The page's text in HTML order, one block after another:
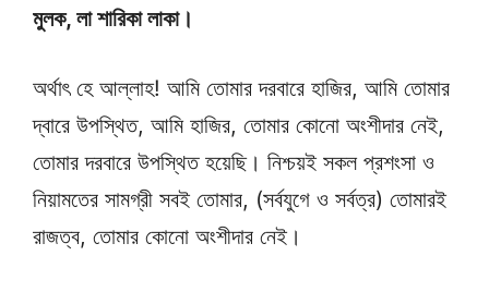
মুলক, লা শারিকা লাকা।
অর্থাৎ হে আল্লাহ! আমি তোমার দরবারে হাজির, আমি তোমার
দ্বারে উপস্থিত, আমি হাজির, তোমার কোনো অংশীদার নেই,
তোমার দরবারে উপস্থিত হয়েছি। নিশ্চয়ই সকল প্রশংসা ও
নিয়ামতের সামগ্রী সবই তোমার, (সর্বযুগে ও সর্বত্র) তোমারই
রাজত্ব, তোমার কোনো অংশীদার নেই।